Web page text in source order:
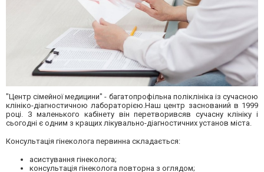
"Центр сімейної медицини" - багатопрофільна поліклініка із сучасною
клініко-діагностичною лабораторією.Наш центр заснований в 1999
році. З маленького кабінету він перетворивсяв сучасну клініку і
сьогодні є одним з кращих лікувально-діагностичних установ міста.
Консультація гінеколога первинна складається:
асистування гінеколога;
консультація гінеколога повторна з оглядом;